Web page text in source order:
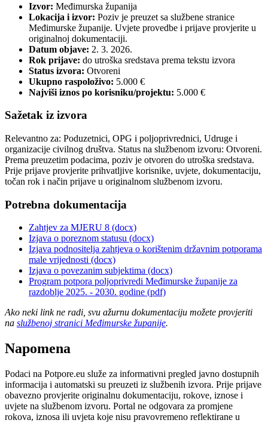
Izvor: Međimurska županija
Lokacija i izvor: Poziv je preuzet sa službene stranice
Međimurske županije. Uvjete provedbe i prijave provjerite u
originalnoj dokumentaciji.
Datum objave: 2. 3. 2026.
Rok prijave: do utroška sredstava prema tekstu izvora
Status izvora: Otvoreni
Ukupno raspoloživo: 5.000 €
Najviši iznos po korisniku/projektu: 5.000 €
Sažetak iz izvora
Relevantno za: Poduzetnici, OPG i poljoprivrednici, Udruge i
organizacije civilnog društva. Status na službenom izvoru: Otvoreni.
Prema preuzetim podacima, poziv je otvoren do utroška sredstava.
Prije prijave provjerite prihvatljive korisnike, uvjete, dokumentaciju,
točan rok i način prijave u originalnom službenom izvoru.
Potrebna dokumentacija
Zahtjev za MJERU 8 (docx)
Izjava o poreznom statusu (docx)
Izjava podnositelja zahtjeva o korištenim državnim potporama
male vrijednosti (docx)
Izjava o povezanim subjektima (docx)
Program potpora poljoprivredi Međimurske županije za
razdoblje 2025. - 2030. godine (pdf)
Ako neki link ne radi, svu ažurnu dokumentaciju možete provjeriti
na službenoj stranici Međimurske županije.
Napomena
Podaci na Potpore.eu služe za informativni pregled javno dostupnih
informacija i automatski su preuzeti iz službenih izvora. Prije prijave
obavezno provjerite originalnu dokumentaciju, rokove, iznose i
uvjete na službenom izvoru. Portal ne odgovara za promjene
rokova, iznosa ili uvjeta koje nisu pravovremeno reflektirane u